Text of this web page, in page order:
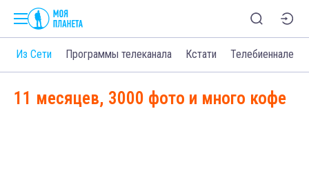
Из Сети Программы телеканала Кстати Телебиеннале
11 месяцев, 3000 фото и много кофе